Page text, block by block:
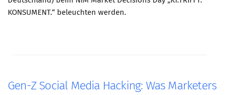
KONSUMENT.“ beleuchten werden.
Gen-Z Social Media Hacking: Was Marketers